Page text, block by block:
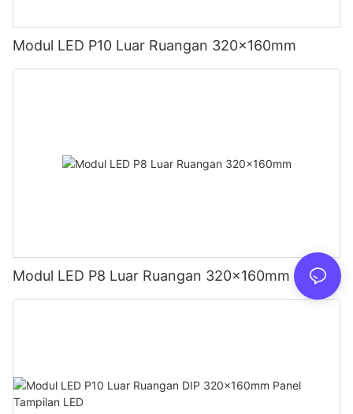
Modul LED P10 Luar Ruangan 320x160mm
Modul LED P8 Luar Ruangan 320x160mm